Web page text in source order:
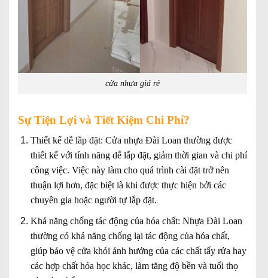
cửa nhựa giá rẻ
Sự Tiện Lợi và Tiết Kiệm Chi Phí?
Thiết kế dễ lắp đặt: Cửa nhựa Đài Loan thường được
thiết kế với tính năng dễ lắp đặt, giảm thời gian và chi phí
công việc. Việc này làm cho quá trình cài đặt trở nên
thuận lợi hơn, đặc biệt là khi được thực hiện bởi các
chuyên gia hoặc người tự lắp đặt.
Khả năng chống tác động của hóa chất: Nhựa Đài Loan
thường có khả năng chống lại tác động của hóa chất,
giúp bảo vệ cửa khỏi ảnh hưởng của các chất tẩy rửa hay
các hợp chất hóa học khác, làm tăng độ bền và tuổi thọ